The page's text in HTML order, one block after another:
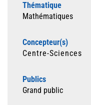
Thématique
Mathématiques
Concepteur(s)
Centre-Sciences
Publics
Grand public